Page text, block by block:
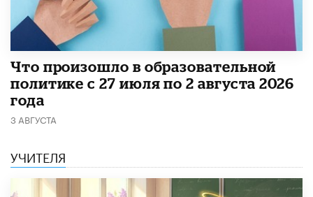
​Что произошло в образовательной
политике с 27 июля по 2 августа 2026
года
3 АВГУСТА
УЧИТЕЛЯ